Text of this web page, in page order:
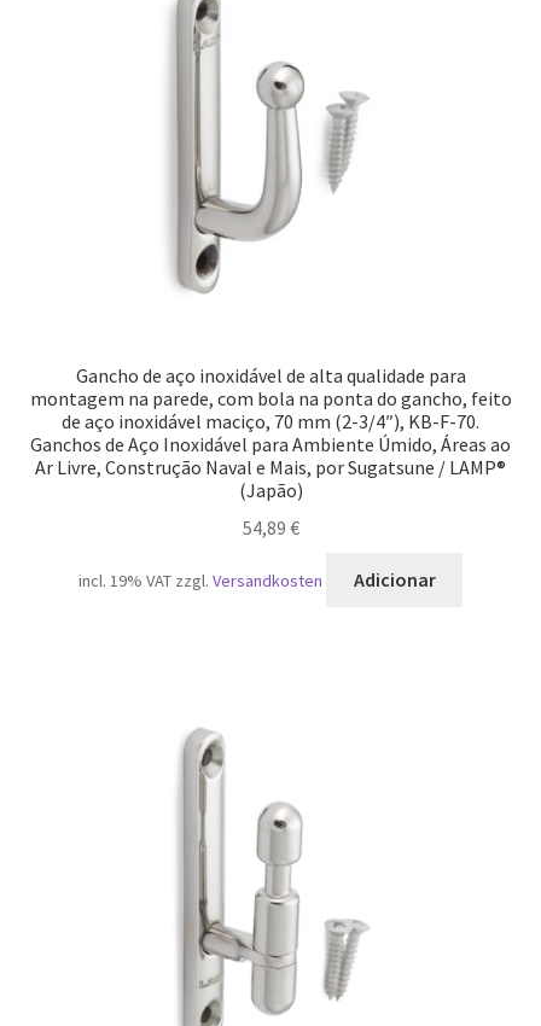
Gancho de aço inoxidável de alta qualidade para
montagem na parede, com bola na ponta do gancho, feito
de aço inoxidável maciço, 70 mm (2-3/4″), KB-F-70.
Ganchos de Aço Inoxidável para Ambiente Úmido, Áreas ao
Ar Livre, Construção Naval e Mais, por Sugatsune / LAMP®
(Japão)
54,89 €
incl. 19% VAT zzgl. Versandkosten Adicionar